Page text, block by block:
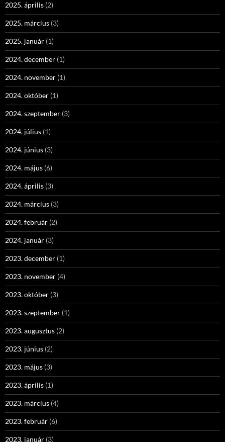
2025. április (2)
2025. március (3)
2025. január (1)
2024. december (1)
2024. november (1)
2024. október (1)
2024. szeptember (3)
2024. július (1)
2024. június (3)
2024. május (6)
2024. április (3)
2024. március (3)
2024. február (2)
2024. január (3)
2023. december (1)
2023. november (4)
2023. október (3)
2023. szeptember (1)
2023. augusztus (2)
2023. június (2)
2023. május (3)
2023. április (1)
2023. március (4)
2023. február (6)
2023. január (3)